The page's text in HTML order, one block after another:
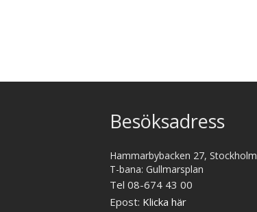
Besöksadress
Hammarbybacken 27, Stockholm
T-bana: Gullmarsplan
Tel 08-674 43 00
Epost: Klicka här